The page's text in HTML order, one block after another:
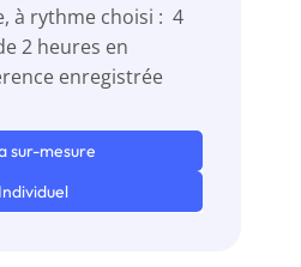
à rythme choisi : 4
2 heures en
enregistrée
sur-mesure
Individuel